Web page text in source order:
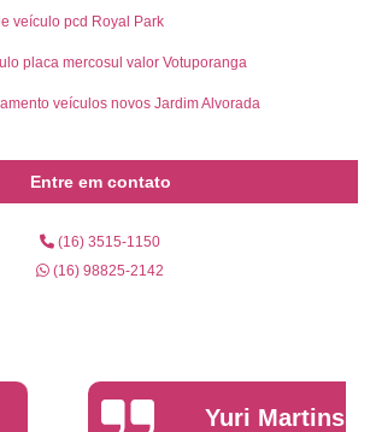
veículo pcd Royal Park
placa mercosul valor Votuporanga
veículos novos Jardim Alvorada
Entre em contato
(16) 3515-1150
(16) 98825-2142
Martins